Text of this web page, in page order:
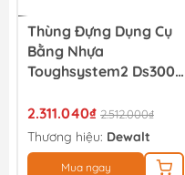
Thùng Đựng Dụng Cụ
Bằng Nhựa
Toughsystem2 Ds300
2.311.040₫ 2.512.000₫
Thương hiệu: Dewalt
Mua ngay